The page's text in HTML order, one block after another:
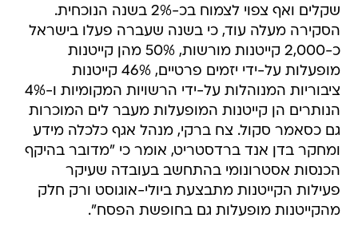
שקלים ואף צפוי לצמוח בכ-2% בשנה הנוכחית.
הסקירה מעלה עוד, כי בשנה שעברה פעלו בישראל
כ-2,000 קייטנות מורשות, 50% מהן קייטנות
מופעלות על-ידי יזמים פרטיים, 46% קייטנות
ציבוריות המנוהלות על-ידי הרשויות המקומיות ו-4%
הנותרים הן קייטנות המופעלות מעבר לים המוכרות
גם כסאמר סקול. צח ברקי, מנהל אגף כלכלה מידע
ומחקר בדן אנד ברדסטריט, אומר כי "מדובר בהיקף
הכנסות אסטרונומי בהתחשב בעובדה שעיקר
פעילות הקייטנות מתבצעת ביולי-אוגוסט ורק חלק
מהקייטנות מופעלות גם בחופשת הפסח".